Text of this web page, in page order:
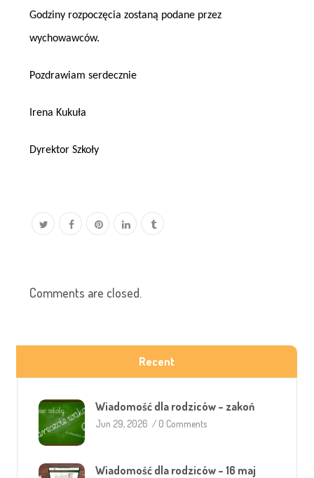
Godziny rozpoczęcia zostaną podane przez
wychowawców.
Pozdrawiam serdecznie
Irena Kukuła
Dyrektor Szkoły
Comments are closed.
Recent
Wiadomość dla rodziców – zakoń
Jun 29, 2026 / 0 Comments
Wiadomość dla rodziców – 16 maj